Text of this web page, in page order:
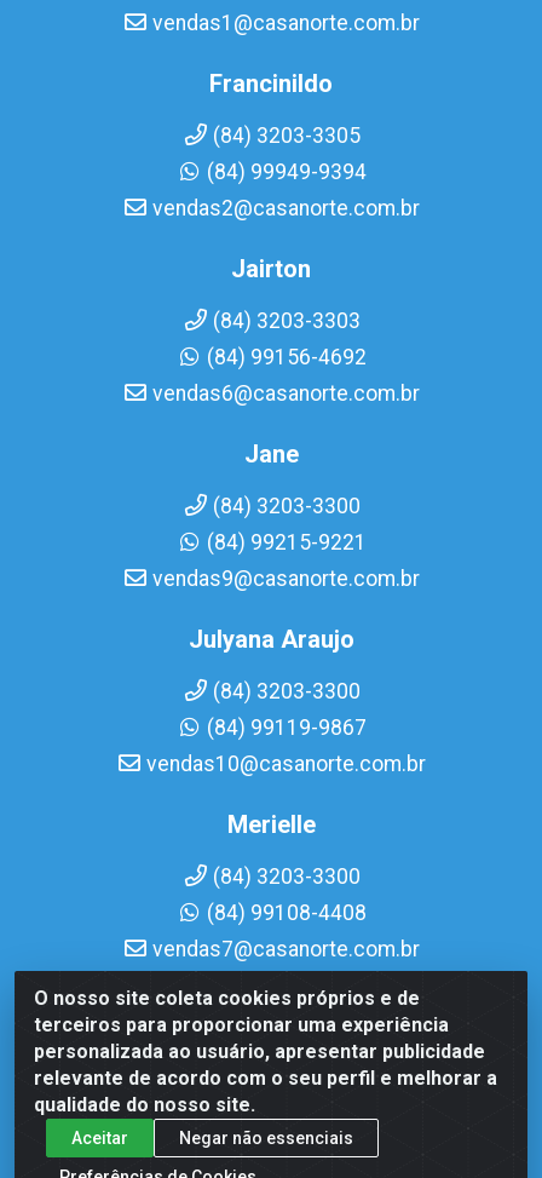
O nosso site coleta cookies próprios e de
terceiros para proporcionar uma experiência
personalizada ao usuário, apresentar publicidade
relevante de acordo com o seu perfil e melhorar a
qualidade do nosso site.
Aceitar
Negar não essenciais
vendas1@casanorte.com.br
Francinildo
(84) 3203-3305
(84) 99949-9394
vendas2@casanorte.com.br
Jairton
(84) 3203-3303
(84) 99156-4692
vendas6@casanorte.com.br
Jane
(84) 3203-3300
(84) 99215-9221
vendas9@casanorte.com.br
Julyana Araujo
(84) 3203-3300
(84) 99119-9867
vendas10@casanorte.com.br
Merielle
(84) 3203-3300
(84) 99108-4408
vendas7@casanorte.com.br
Casa Norte LTDA - Av. Interventor Mário Câmara, 1815 -
Dix-Sept Rosado, Natal/RN - CEP 59054-600 - CNPJ
08.713.513/0001-51